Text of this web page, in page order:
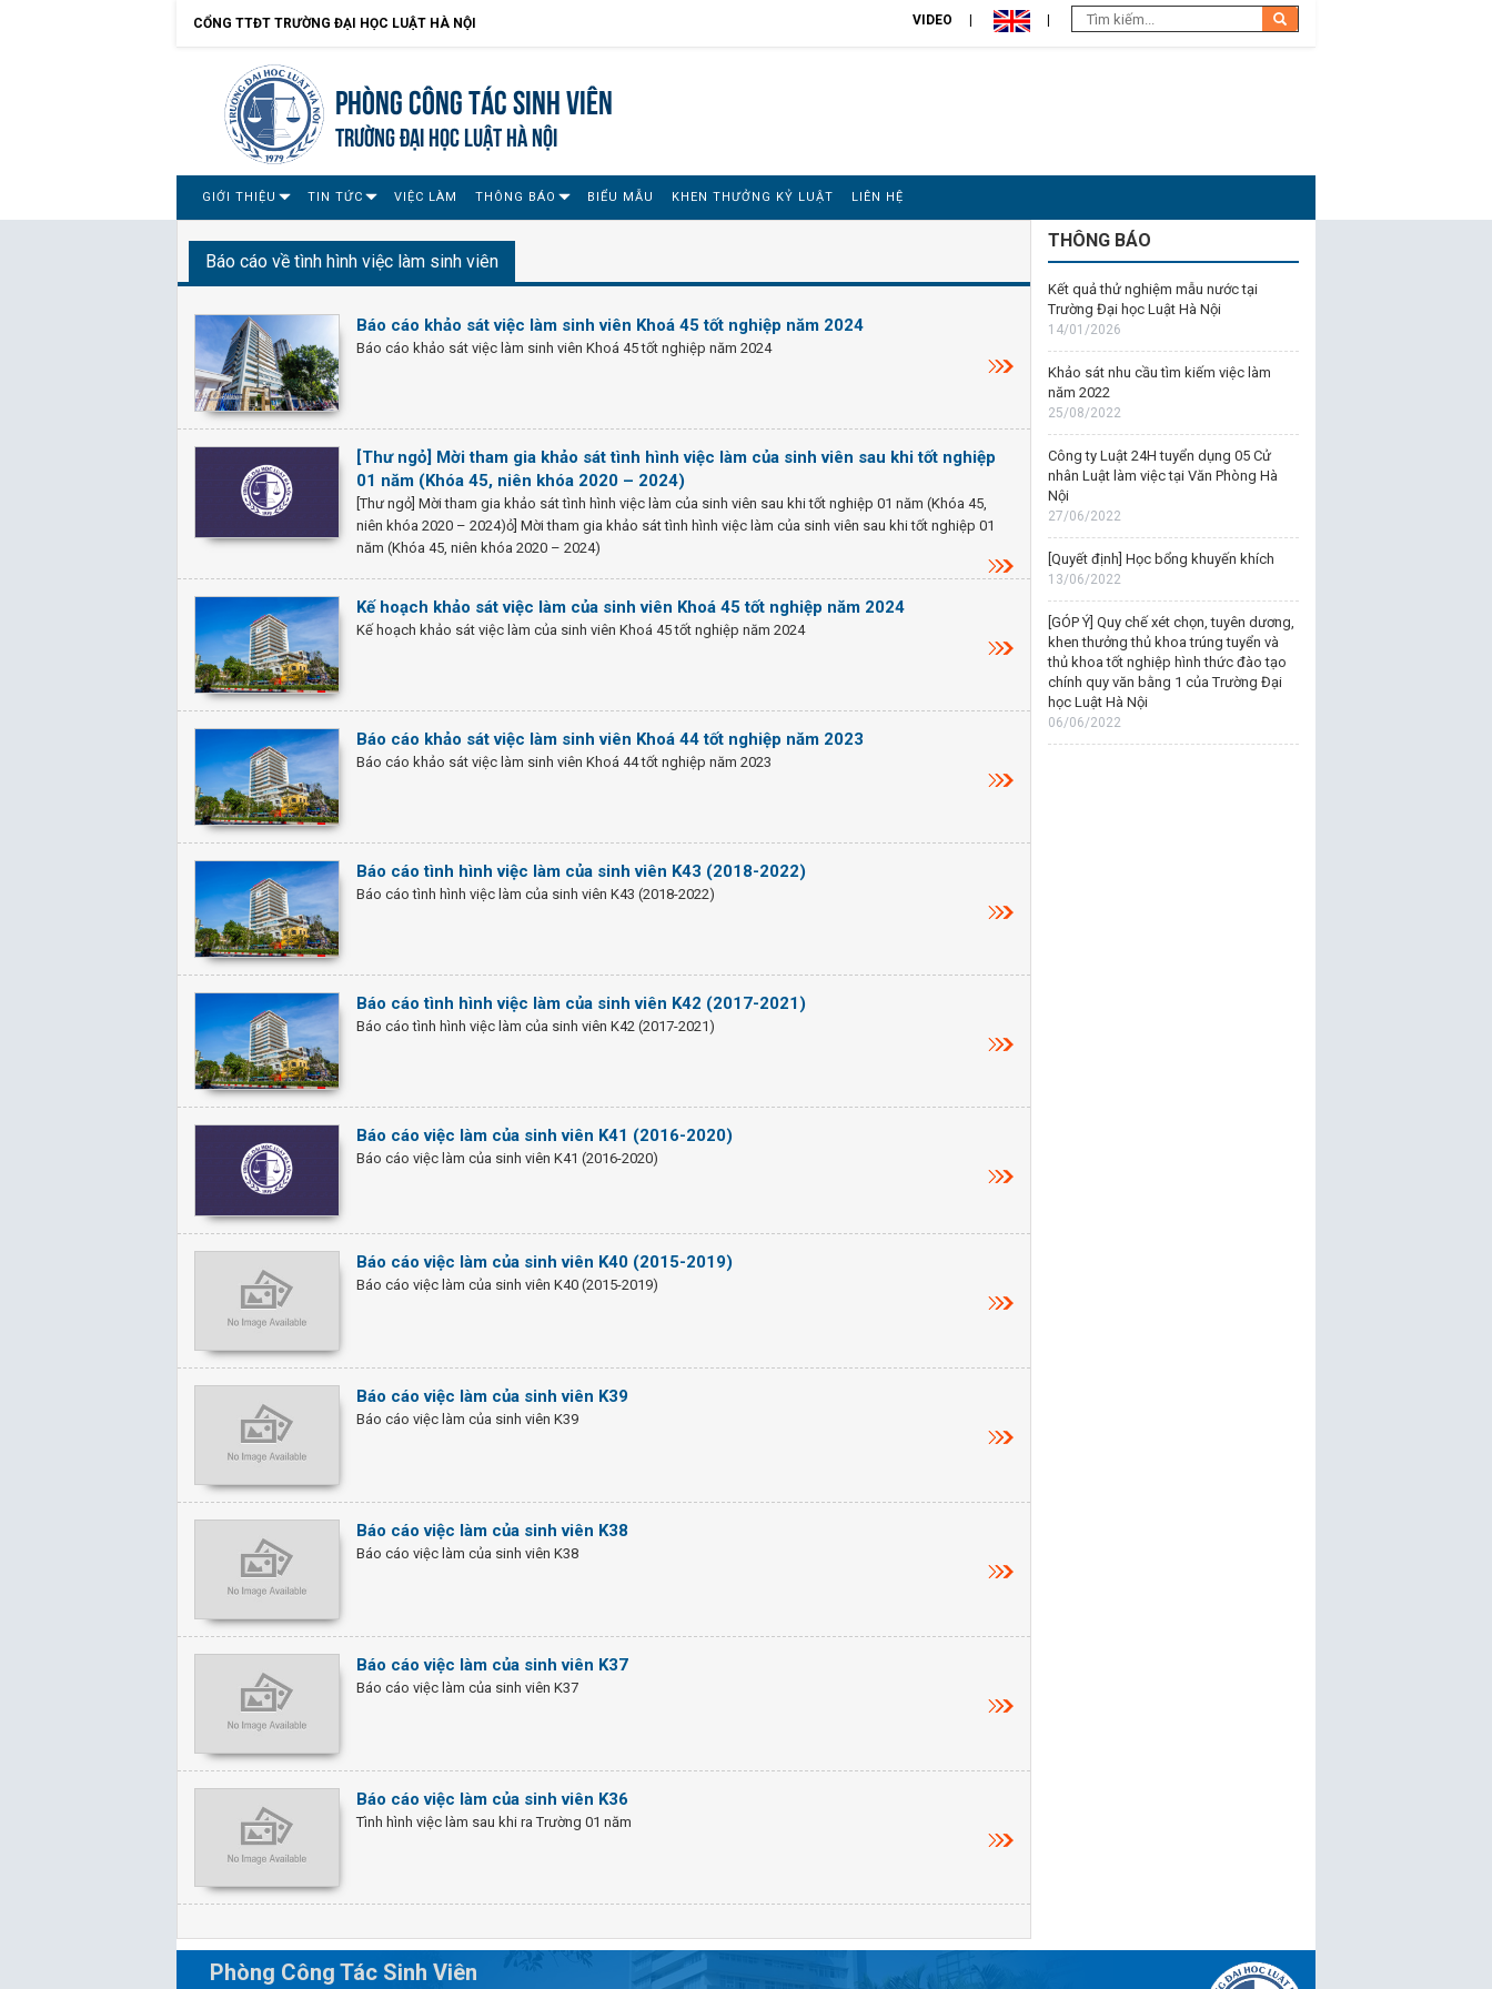
CỔNG TTĐT TRƯỜNG ĐẠI HỌC LUẬT HÀ NỘI VIDEO
Phòng Công tác sinh viên
TRƯỜNG ĐẠI HỌC LUẬT HÀ NỘI
GIỚI THIỆU TIN TỨC VIỆC LÀM THÔNG BÁO BIỂU MẪU KHEN THƯỞNG KỶ LUẬT LIÊN HỆ
Báo cáo về tình hình việc làm sinh viên
Báo cáo khảo sát việc làm sinh viên Khoá 45 tốt nghiệp năm 2024
Báo cáo khảo sát việc làm sinh viên Khoá 45 tốt nghiệp năm 2024
[Thư ngỏ] Mời tham gia khảo sát tình hình việc làm của sinh viên sau khi tốt nghiệp
01 năm (Khóa 45, niên khóa 2020 – 2024)
[Thư ngỏ] Mời tham gia khảo sát tình hình việc làm của sinh viên sau khi tốt nghiệp 01 năm (Khóa 45,
niên khóa 2020 – 2024)ỏ] Mời tham gia khảo sát tình hình việc làm của sinh viên sau khi tốt nghiệp 01
năm (Khóa 45, niên khóa 2020 – 2024)
Kế hoạch khảo sát việc làm của sinh viên Khoá 45 tốt nghiệp năm 2024
Kế hoạch khảo sát việc làm của sinh viên Khoá 45 tốt nghiệp năm 2024
Báo cáo khảo sát việc làm sinh viên Khoá 44 tốt nghiệp năm 2023
Báo cáo khảo sát việc làm sinh viên Khoá 44 tốt nghiệp năm 2023
Báo cáo tình hình việc làm của sinh viên K43 (2018-2022)
Báo cáo tình hình việc làm của sinh viên K43 (2018-2022)
Báo cáo tình hình việc làm của sinh viên K42 (2017-2021)
Báo cáo tình hình việc làm của sinh viên K42 (2017-2021)
Báo cáo việc làm của sinh viên K41 (2016-2020)
Báo cáo việc làm của sinh viên K41 (2016-2020)
Báo cáo việc làm của sinh viên K40 (2015-2019)
Báo cáo việc làm của sinh viên K40 (2015-2019)
Báo cáo việc làm của sinh viên K39
Báo cáo việc làm của sinh viên K39
Báo cáo việc làm của sinh viên K38
Báo cáo việc làm của sinh viên K38
Báo cáo việc làm của sinh viên K37
Báo cáo việc làm của sinh viên K37
Báo cáo việc làm của sinh viên K36
Tình hình việc làm sau khi ra Trường 01 năm
THÔNG BÁO
Kết quả thử nghiệm mẫu nước tại
Trường Đại học Luật Hà Nội
14/01/2026
Khảo sát nhu cầu tìm kiếm việc làm
năm 2022
25/08/2022
Công ty Luật 24H tuyển dụng 05 Cử
nhân Luật làm việc tại Văn Phòng Hà
Nội
27/06/2022
[Quyết định] Học bổng khuyến khích
13/06/2022
[GÓP Ý] Quy chế xét chọn, tuyên dương,
khen thưởng thủ khoa trúng tuyển và
thủ khoa tốt nghiệp hình thức đào tạo
chính quy văn bằng 1 của Trường Đại
học Luật Hà Nội
06/06/2022
Phòng Công Tác Sinh Viên